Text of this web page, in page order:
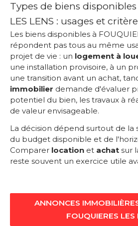
Types de biens disponibles
LES LENS : usages et
Les biens disponibles à
répondent pas tous au même
projet de vie : un logement à
une installation provisoire, à un
une transition avant un achat,
immobilier demande d'évaluer
potentiel du bien, les travaux à
de valeur envisageable.
La décision dépend surtout de la
du budget disponible et de
Comparer location et achat sur
reste souvent un exercice utile
ANNONCES
FOUQUIERES LES